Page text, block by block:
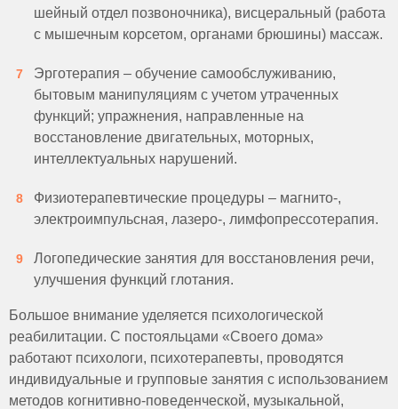
шейный отдел позвоночника), висцеральный (работа
с мышечным корсетом, органами брюшины) массаж.
Эрготерапия – обучение самообслуживанию,
бытовым манипуляциям с учетом утраченных
функций; упражнения, направленные на
восстановление двигательных, моторных,
интеллектуальных нарушений.
Физиотерапевтические процедуры – магнито-,
электроимпульсная, лазеро-, лимфопрессотерапия.
Логопедические занятия для восстановления речи,
улучшения функций глотания.
Большое внимание уделяется психологической
реабилитации. С постояльцами «Своего дома»
работают психологи, психотерапевты, проводятся
индивидуальные и групповые занятия с использованием
методов когнитивно-поведенческой, музыкальной,